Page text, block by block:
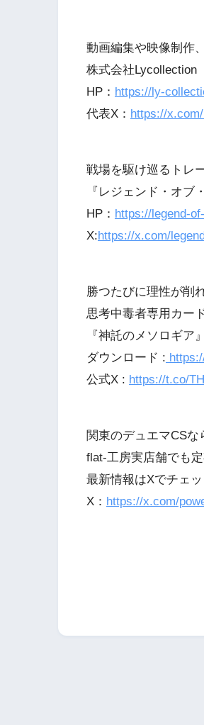
動画編集や映像制作
株式会社Lycollection
HP： https://ly-
代表X： https://
戦場を駆け巡るトレ
『レジェンド・オブ
HP： https://legend-
X:https://x.com/
勝つたびに理性が削
思考中毒者専用カー
『神託のメソロギア』
ダウンロード :
公式X : https://t.co/
関東のデュエマCSな
flat-工房実店舗でも
最新情報はXでチェッ
X： https://x.com/